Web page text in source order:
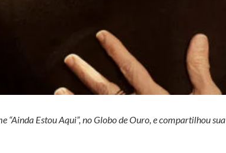
Estou Aqui”, no Globo de Ouro, e compartilhou sua